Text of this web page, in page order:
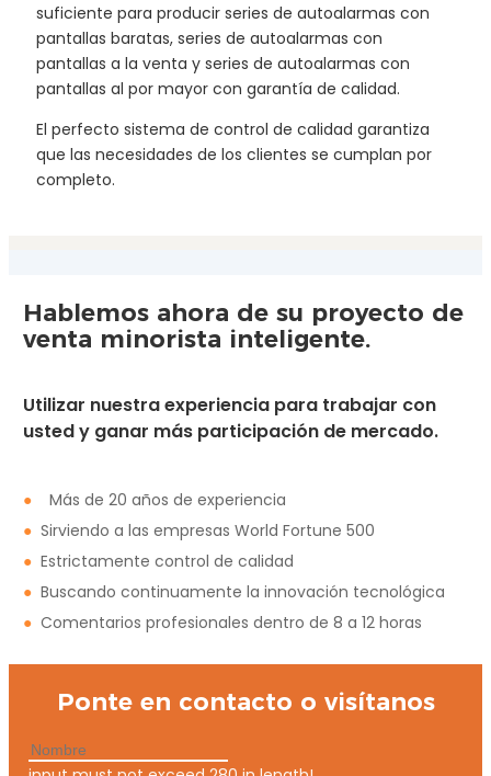
suficiente para producir series de autoalarmas con
pantallas baratas, series de autoalarmas con
pantallas a la venta y series de autoalarmas con
pantallas al por mayor con garantía de calidad.
El perfecto sistema de control de calidad garantiza
que las necesidades de los clientes se cumplan por
completo.
Hablemos ahora de su proyecto de
venta minorista inteligente.
Utilizar nuestra experiencia para trabajar con
usted y ganar más participación de mercado.
●
Más de 20 años de experiencia
●Sirviendo a las empresas World Fortune 500
●Estrictamente control de calidad
●Buscando continuamente la innovación tecnológica
●Comentarios profesionales dentro de 8 a 12 horas
Ponte en contacto o visítanos